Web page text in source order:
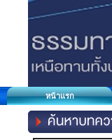
หน้าแรก